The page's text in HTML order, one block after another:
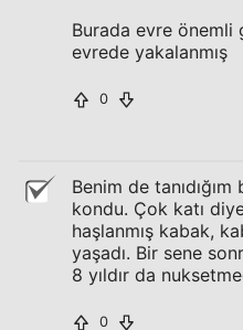
Burada evre önemli
evrede yakalanmış
0
Benim de
kondu. Çok katı
haşlanmış kabak,
yaşadı. Bir sene
8 yıldır da
0